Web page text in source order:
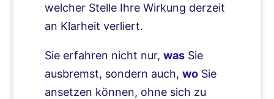
welcher Stelle Ihre Wirkung derzeit
an Klarheit verliert.
Sie erfahren nicht nur, wasSie
ausbremst, sondern auch, woSie
ansetzen können, ohne sich zu